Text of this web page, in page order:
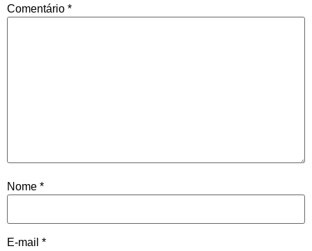
Comentário *
Nome *
E-mail *